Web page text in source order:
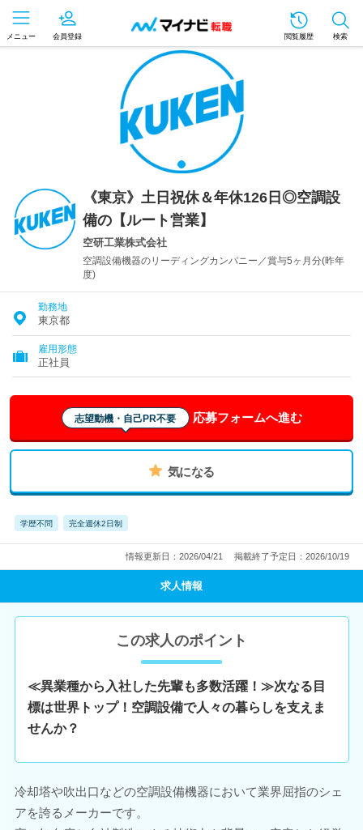
メニュー 会員登録 閲覧履歴 検索
《東京》土日祝休＆年休126日◎空調設
備の【ルート営業】
空研工業株式会社
空調設備機器のリーディングカンパニー／賞与5ヶ月分(昨年
度)
勤務地
東京都
雇用形態
正社員
志望動機・自己PR不要 応募フォームへ進む
気になる
学歴不問 完全週休2日制
情報更新日：2026/04/21 掲載終了予定日：2026/10/19
求人情報
この求人のポイント
≪異業種から入社した先輩も多数活躍！≫次なる目
標は世界トップ！空調設備で人々の暮らしを支えま
せんか？
冷却塔や吹出口などの空調設備機器において業界屈指のシェ
アを誇るメーカーです。